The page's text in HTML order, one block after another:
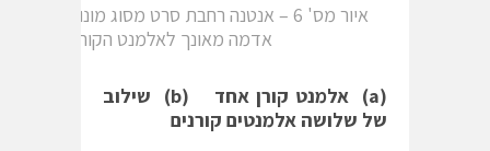
איור מס' 6 – אנטנה רחבת סרט מסוג מונופול עם
אדמה מאונך לאלמנט הקורן
(a) אלמנט קורן אחד (b)
שילוב
של שלושה אלמנטים קורנים